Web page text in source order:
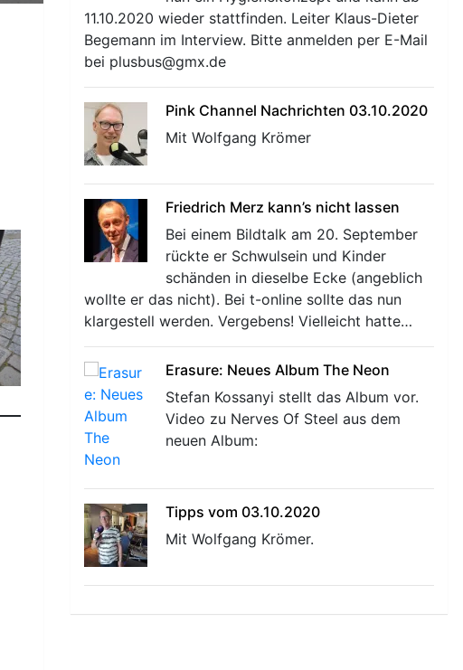
11.10.2020 wieder stattfinden. Leiter Klaus-Dieter
Begemann im Interview. Bitte anmelden per E-Mail
bei plusbus@gmx.de
Pink Channel Nachrichten 03.10.2020
Mit Wolfgang Krömer
Friedrich Merz kann’s nicht lassen
Bei einem Bildtalk am 20. September
rückte er Schwulsein und Kinder
schänden in dieselbe Ecke (angeblich
wollte er das nicht). Bei t-online sollte das nun
klargestell werden. Vergebens! Vielleicht hatte…
Erasure: Neues Album The Neon
Stefan Kossanyi stellt das Album vor.
Video zu Nerves Of Steel aus dem
neuen Album:
Tipps vom 03.10.2020
Mit Wolfgang Krömer.